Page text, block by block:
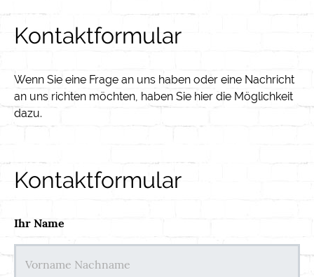
Kontaktformular
Wenn Sie eine Frage an uns haben oder eine Nachricht
an uns richten möchten, haben Sie hier die Möglichkeit
dazu.
Kontaktformular
Ihr Name